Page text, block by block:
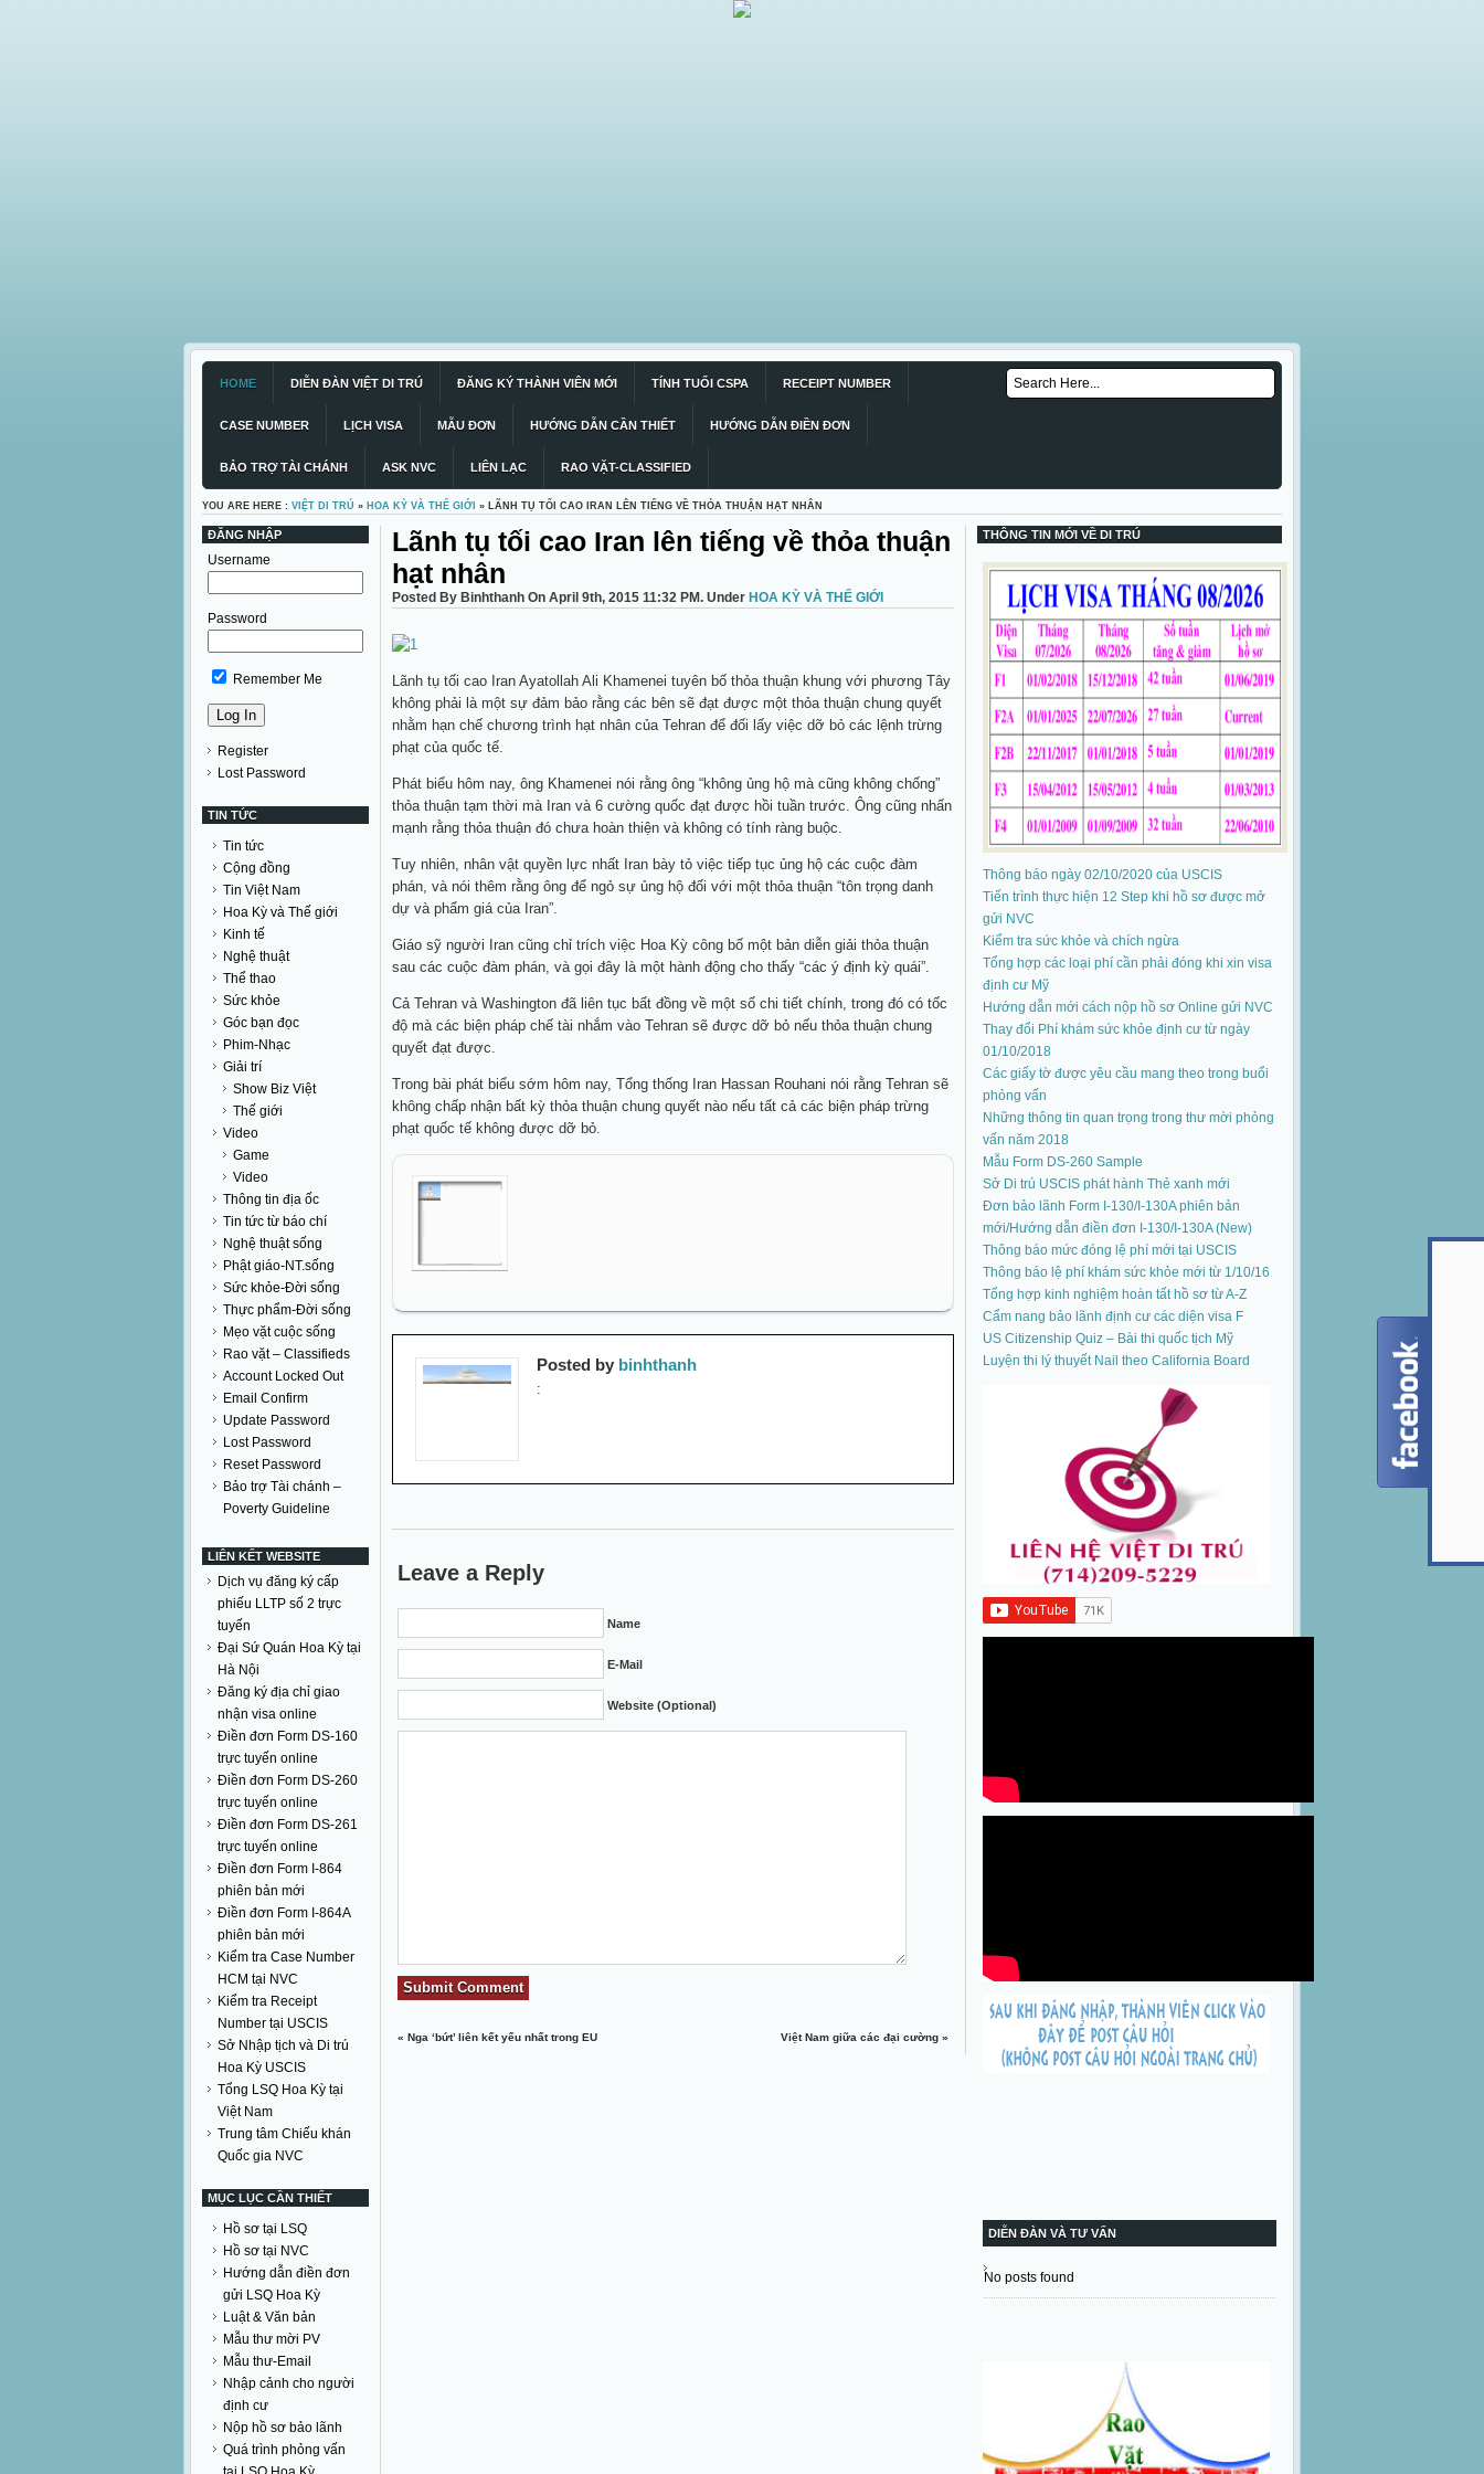
HOME DIỄN ĐÀN VIỆT DI TRÚ ĐĂNG KÝ THÀNH VIÊN MỚI TÍNH TUỔI CSPA RECEIPT NUMBER
CASE NUMBER LỊCH VISA MẪU ĐƠN HƯỚNG DẪN CẦN THIẾT HƯỚNG DẪN ĐIỀN ĐƠN
BẢO TRỢ TÀI CHÁNH ASK NVC LIÊN LẠC RAO VẶT-CLASSIFIED
YOU ARE HERE : VIỆT DI TRÚ » HOA KỲ VÀ THẾ GIỚI » LÃNH TỤ TỐI CAO IRAN LÊN TIẾNG VỀ THỎA THUẬN HẠT NHÂN
ĐĂNG NHẬP
Username
Password
Remember Me
Register
Lost Password
TIN TỨC
Tin tức
Cộng đồng
Tin Việt Nam
Hoa Kỳ và Thế giới
Kinh tế
Nghệ thuật
Thể thao
Sức khỏe
Góc bạn đọc
Phim-Nhạc
Giải trí
Show Biz Việt
Thế giới
Video
Game
Video
Thông tin địa ốc
Tin tức từ báo chí
Nghệ thuật sống
Phật giáo-NT.sống
Sức khỏe-Đời sống
Thực phẩm-Đời sống
Mẹo vặt cuộc sống
Rao vặt – Classifieds
Account Locked Out
Email Confirm
Update Password
Lost Password
Reset Password
Bảo trợ Tài chánh –
Poverty Guideline
LIÊN KẾT WEBSITE
Dịch vụ đăng ký cấp
phiếu LLTP số 2 trực
tuyến
Đại Sứ Quán Hoa Kỳ tại
Hà Nội
Đăng ký địa chỉ giao
nhận visa online
Điền đơn Form DS-160
trực tuyến online
Điền đơn Form DS-260
trực tuyến online
Điền đơn Form DS-261
trực tuyến online
Điền đơn Form I-864
phiên bản mới
Điền đơn Form I-864A
phiên bản mới
Kiểm tra Case Number
HCM tại NVC
Kiểm tra Receipt
Number tại USCIS
Sở Nhập tịch và Di trú
Hoa Kỳ USCIS
Tổng LSQ Hoa Kỳ tại
Việt Nam
Trung tâm Chiếu khán
Quốc gia NVC
MỤC LỤC CẦN THIẾT
Hồ sơ tại LSQ
Hồ sơ tại NVC
Hướng dẫn điền đơn
gửi LSQ Hoa Kỳ
Luật & Văn bản
Mẫu thư mời PV
Mẫu thư-Email
Nhập cảnh cho người
định cư
Nộp hồ sơ bảo lãnh
Quá trình phỏng vấn
Lãnh tụ tối cao Iran lên tiếng về thỏa thuận
hạt nhân
Posted By Binhthanh On April 9th, 2015 11:32 PM. Under HOA KỲ VÀ THẾ GIỚI
Lãnh tụ tối cao Iran Ayatollah Ali Khamenei tuyên bố thỏa thuận khung với phương Tây
không phải là một sự đảm bảo rằng các bên sẽ đạt được một thỏa thuận chung quyết
nhằm hạn chế chương trình hạt nhân của Tehran để đối lấy việc dỡ bỏ các lệnh trừng
phạt của quốc tế.
Phát biểu hôm nay, ông Khamenei nói rằng ông “không ủng hộ mà cũng không chống”
thỏa thuận tạm thời mà Iran và 6 cường quốc đạt được hồi tuần trước. Ông cũng nhấn
mạnh rằng thỏa thuận đó chưa hoàn thiện và không có tính ràng buộc.
Tuy nhiên, nhân vật quyền lực nhất Iran bày tỏ việc tiếp tục ủng hộ các cuộc đàm
phán, và nói thêm rằng ông để ngỏ sự ủng hộ đối với một thỏa thuận “tôn trọng danh
dự và phẩm giá của Iran”.
Giáo sỹ người Iran cũng chỉ trích việc Hoa Kỳ công bố một bản diễn giải thỏa thuận
sau các cuộc đàm phán, và gọi đây là một hành động cho thấy “các ý định kỳ quái”.
Cả Tehran và Washington đã liên tục bất đồng về một số chi tiết chính, trong đó có tốc
độ mà các biện pháp chế tài nhắm vào Tehran sẽ được dỡ bỏ nếu thỏa thuận chung
quyết đạt được.
Trong bài phát biểu sớm hôm nay, Tổng thống Iran Hassan Rouhani nói rằng Tehran sẽ
không chấp nhận bất kỳ thỏa thuận chung quyết nào nếu tất cả các biện pháp trừng
phạt quốc tế không được dỡ bỏ.
Posted by binhthanh
:
Leave a Reply
Name
E-Mail
Website (Optional)
«Nga ‘bứt’ liên kết yếu nhất trong EU Việt Nam giữa các đại cường»
THÔNG TIN MỚI VỀ DI TRÚ
Thông báo ngày 02/10/2020 của USCIS
Tiến trình thực hiện 12 Step khi hồ sơ được mở
gửi NVC
Kiểm tra sức khỏe và chích ngừa
Tổng hợp các loại phí cần phải đóng khi xin visa
định cư Mỹ
Hướng dẫn mới cách nộp hồ sơ Online gửi NVC
Thay đổi Phí khám sức khỏe định cư từ ngày
01/10/2018
Các giấy tờ được yêu cầu mang theo trong buổi
phỏng vấn
Những thông tin quan trọng trong thư mời phỏng
vấn năm 2018
Mẫu Form DS-260 Sample
Sở Di trú USCIS phát hành Thẻ xanh mới
Đơn bảo lãnh Form I-130/I-130A phiên bản
mới/Hướng dẫn điền đơn I-130/I-130A (New)
Thông báo mức đóng lệ phí mới tại USCIS
Thông báo lệ phí khám sức khỏe mới từ 1/10/16
Tổng hợp kinh nghiệm hoàn tất hồ sơ từ A-Z
Cẩm nang bảo lãnh định cư các diện visa F
US Citizenship Quiz – Bài thi quốc tịch Mỹ
Luyện thi lý thuyết Nail theo California Board
DIỄN ĐÀN VÀ TƯ VẤN
No posts found